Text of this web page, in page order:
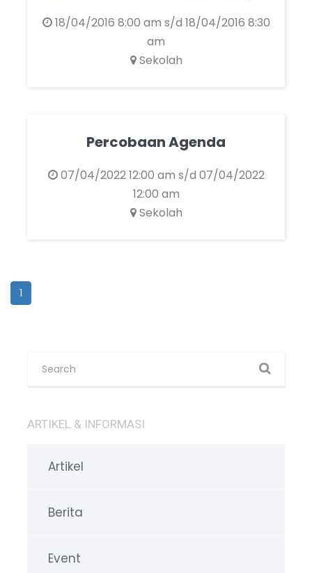
18/04/2016 8:00 am s/d 18/04/2016 8:30
am
Sekolah
Percobaan Agenda
07/04/2022 12:00 am s/d 07/04/2022
12:00 am
Sekolah
1
ARTIKEL & INFORMASI
Artikel
Berita
Event